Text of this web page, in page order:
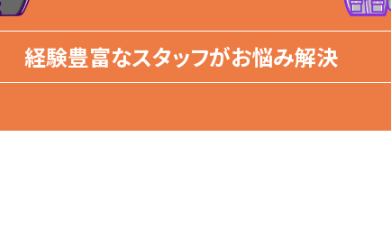
経験豊富なスタッフがお悩み解決